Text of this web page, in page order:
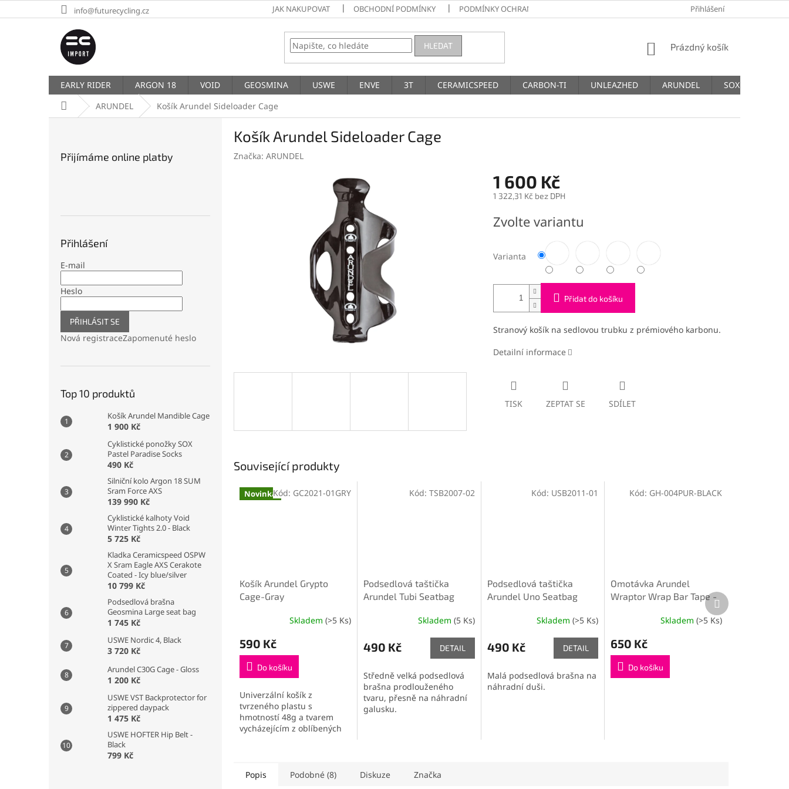
na
info@futurecycling.cz JAK NAKUPOVAT OBCHODNÍ PODMÍNKY PODMÍNKY OCHRANY OSOBNÍCH ÚDAJŮ Přihlášení
HLEDAT
NÁKUPNÍ
Prázdný košík
EARLY RIDER ARGON 18 VOID GEOSMINA USWE ENVE 3T CERAMICSPEED CARBON-TI UNLEAZHED ARUNDEL SOX
Domů ARUNDEL Košík Arundel Sideloader Cage
Přijímáme online platby
Přihlášení
E-mail
Heslo
PŘIHLÁSIT SE
Nová registraceZapomenuté heslo
Top 10 produktů
Košík Arundel Mandible Cage
1 900 Kč
Cyklistické ponožky SOX
Pastel Paradise Socks
490 Kč
Silniční kolo Argon 18 SUM
Sram Force AXS
139 990 Kč
Cyklistické kalhoty Void
Winter Tights 2.0 - Black
5 725 Kč
Kladka Ceramicspeed OSPW
X Sram Eagle AXS Cerakote
Coated - Icy blue/silver
10 799 Kč
Podsedlová brašna
Geosmina Large seat bag
1 745 Kč
USWE Nordic 4, Black
3 720 Kč
Arundel C30G Cage - Gloss
1 200 Kč
USWE VST Backprotector for
zippered daypack
1 475 Kč
USWE HOFTER Hip Belt -
Black
799 Kč
Košík Arundel Sideloader Cage
Značka: ARUNDEL
1 600 Kč
1 322,31 Kč bez DPH
cena:
Zvolte variantu
Varianta
Přidat do košíku
Stranový košík na sedlovou trubku z prémiového karbonu.
Detailní informace
TISK ZEPTAT SE SDÍLET
Související produkty
Novinka
Košík Arundel Grypto
Cage-Gray
Skladem (>5 Ks)
590 Kč
Do košíku
Univerzální košík z
tvrzeného plastu s
hmotností 48g a tvarem
vycházejícím z oblíbených
Kód: GC2021-01GRY
Podsedlová taštička
Arundel Tubi Seatbag
Skladem (5 Ks)
490 Kč DETAIL
Středně velká podsedlová
brašna prodlouženého
tvaru, přesně na náhradní
galusku.
Kód: TSB2007-02
Podsedlová taštička
Arundel Uno Seatbag
Skladem(>5 Ks)
490 Kč DETAIL
Malá podsedlová brašna na
náhradní duši.
Kód: USB2011-01
Omotávka Arundel
Wraptor Wrap Bar Tape -
Skladem (>5 Ks)
650 Kč
Do košíku
Kód: GH-004PUR-BLACK
Další
produkt
Popis Podobné (8) Diskuze Značka